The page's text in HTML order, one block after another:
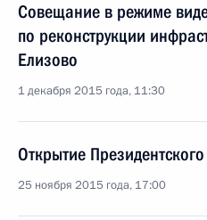
Совещание в режиме
по реконструкции
Елизово
1 декабря 2015 года, 11:30
Открытие
25 ноября 2015 года, 17:00